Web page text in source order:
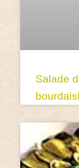
Salade